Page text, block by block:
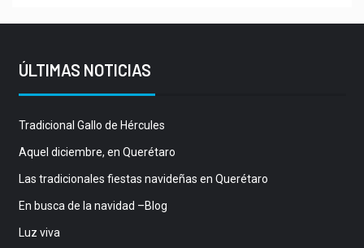
ÚLTIMAS NOTICIAS
Tradicional Gallo de Hércules
Aquel diciembre, en Querétaro
Las tradicionales fiestas navideñas en Querétaro
En busca de la navidad –Blog
Luz viva